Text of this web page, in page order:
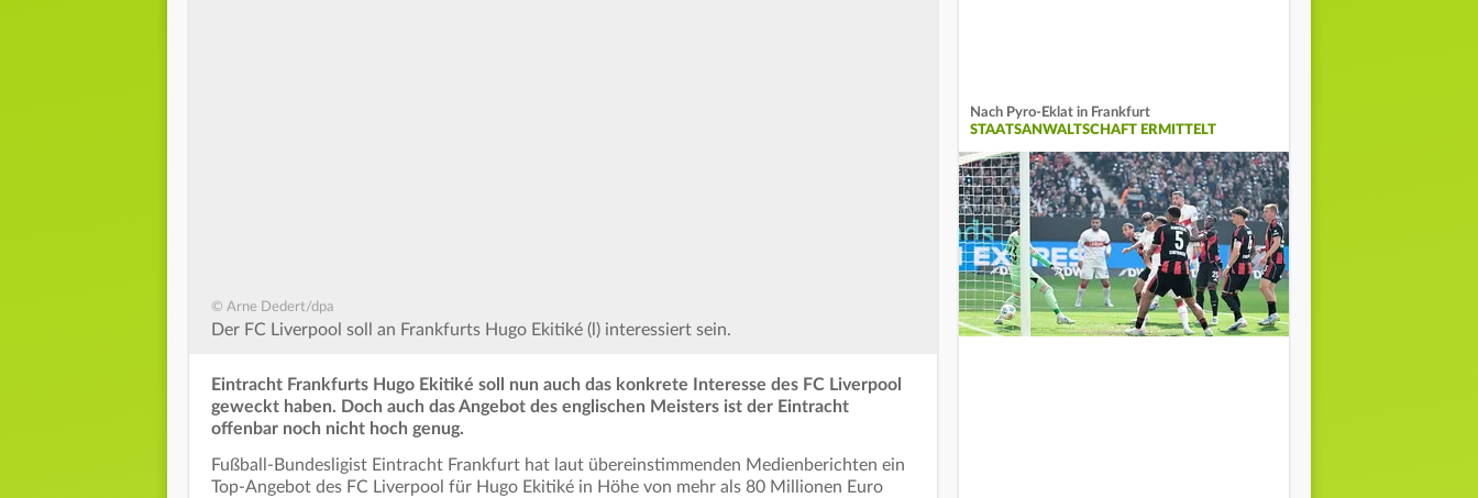
© Arne Dedert/dpa
Der FC Liverpool soll an Frankfurts Hugo Ekitiké (l) interessiert sein.
Eintracht Frankfurts Hugo Ekitiké soll nun auch das konkrete Interesse des FC Liverpool
geweckt haben. Doch auch das Angebot des englischen Meisters ist der Eintracht
offenbar noch nicht hoch genug.
Fußball-Bundesligist Eintracht Frankfurt hat laut übereinstimmenden Medienberichten ein
Top-Angebot des FC Liverpool für Hugo Ekitiké in Höhe von mehr als 80 Millionen Euro
Nach Pyro-Eklat in Frankfurt
STAATSANWALTSCHAFT ERMITTELT